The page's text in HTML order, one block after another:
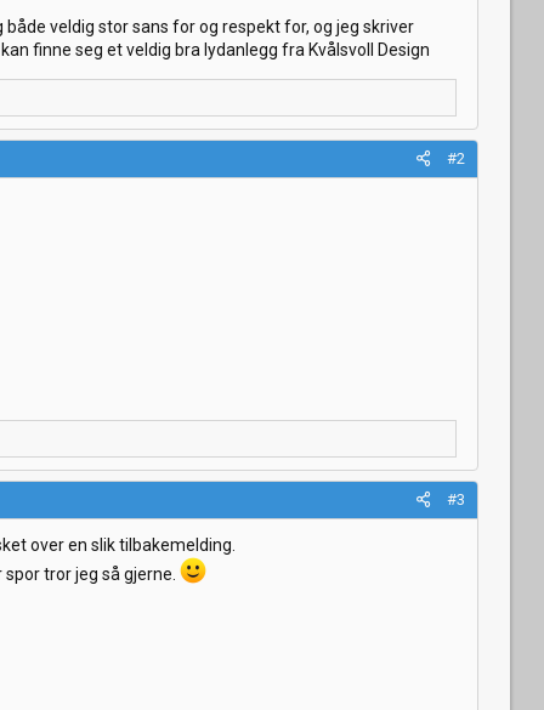
veldig stor sans for og respekt for, og jeg skriver
finne seg et veldig bra lydanlegg fra Kvålsvoll Design
#2
#3
over en slik tilbakemelding.
tror jeg så gjerne.